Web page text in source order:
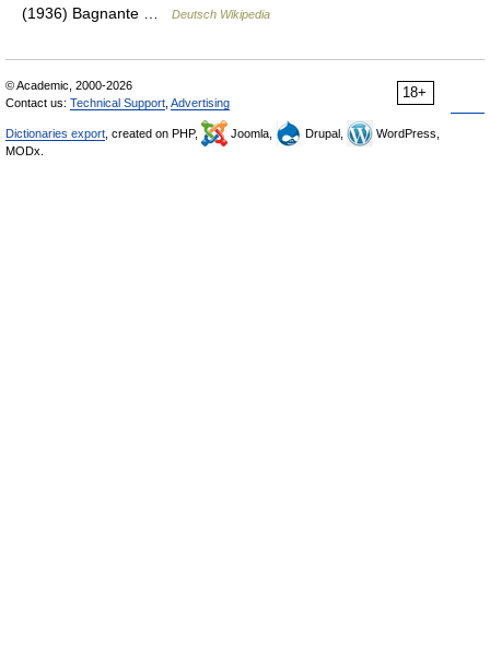
(1936) Bagnante …
Deutsch Wikipedia
18+
© Academic, 2000-2026
Contact us: Technical Support Advertising
Dictionaries export , created on PHP, Joomla, Drupal,
WordPress,
MODx.